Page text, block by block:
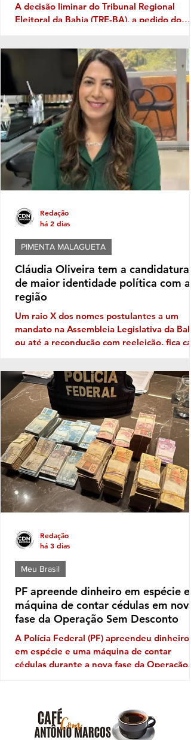
A decisão liminar do Tribunal Regional
Eleitoral da Bahia (TRE-BA), a pedido do
à discussão uma prática que costuma
aparecer no período pré-eleitoral: a
tentativa de transformar eventos
em vitrines para promoção de nomes que
pretendem disputar as eleições. No caso
Itabela, segundo o Ministério Público
Eleitoral, a distribuição de bonés
personalizados com o nome de Jânio Natal
Cláudia Oliveira tem a candidatura
de maior identidade política com a
região
Um raio X dos nomes postulantes a um
mandato na Assembleia Legislativa da
ou até a recondução com reeleição, fica
território da Costa do Descobrimento, com
abrangência na Costa das Baleias, ou seja,
no grande Extremo Sul baiano, entre as
tantas candidaturas para ocupar uma vaga
de deputado (a) nas eleições de outubro
próximo a que mais aparece com solidez
política é a da deputada pessed
PIMENTA MALAGUETA
Redação
há 2 dias
PF apreende dinheiro em espécie e
máquina de contar cédulas em nova
fase da Operação Sem Desconto
A Polícia Federal (PF) apreendeu dinheiro
em espécie e uma máquina de contar
cédulas durante a nova fase da Operação
pensionistas do Instituto Nacional do
Social (INSS). A ofensiva foi autorizada pelo
Meu Brasil
Redação
há 3 dias